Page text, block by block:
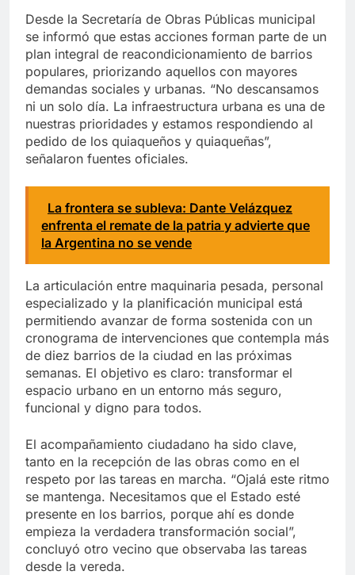
Desde la Secretaría de Obras Públicas municipal
se informó que estas acciones forman parte de un
plan integral de reacondicionamiento de barrios
populares, priorizando aquellos con mayores
demandas sociales y urbanas. “No descansamos
ni un solo día. La infraestructura urbana es una de
nuestras prioridades y estamos respondiendo al
pedido de los quiaqueños y quiaqueñas”,
señalaron fuentes oficiales.
La frontera se subleva: Dante Velázquez
enfrenta el remate de la patria y advierte que
la Argentina no se vende
La articulación entre maquinaria pesada, personal
especializado y la planificación municipal está
permitiendo avanzar de forma sostenida con un
cronograma de intervenciones que contempla más
de diez barrios de la ciudad en las próximas
semanas. El objetivo es claro: transformar el
espacio urbano en un entorno más seguro,
funcional y digno para todos.
El acompañamiento ciudadano ha sido clave,
tanto en la recepción de las obras como en el
respeto por las tareas en marcha. “Ojalá este ritmo
se mantenga. Necesitamos que el Estado esté
presente en los barrios, porque ahí es donde
empieza la verdadera transformación social”,
concluyó otro vecino que observaba las tareas
desde la vereda.